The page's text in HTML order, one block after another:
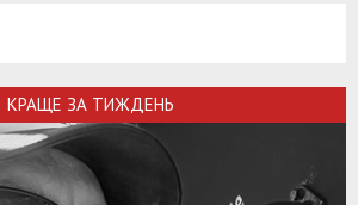
КРАЩЕ ЗА ТИЖДЕНЬ